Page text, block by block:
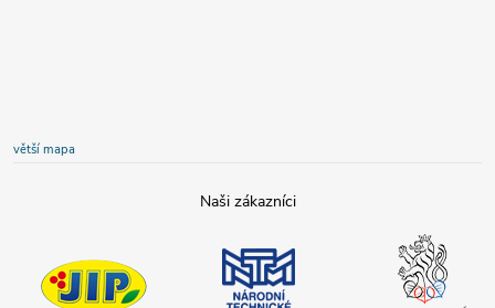
větší mapa
technické
muzeum
Poslanecká
sněmovna
České
republiky